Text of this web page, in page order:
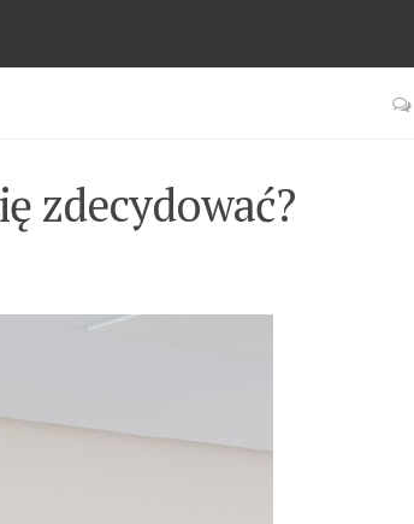
zdecydować?